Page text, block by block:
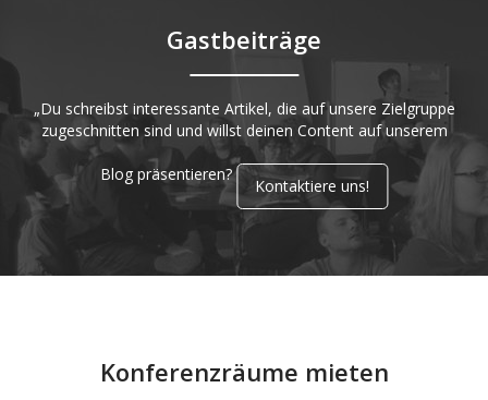
Gastbeiträge
„Du schreibst interessante Artikel, die auf unsere Zielgruppe
zugeschnitten sind und willst deinen Content auf unserem
Blog präsentieren?
Kontaktiere uns!
Konferenzräume mieten